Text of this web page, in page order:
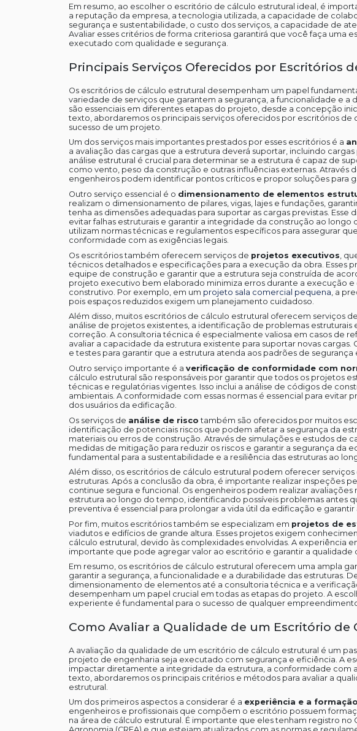
Em resumo, ao escolher o escritório de cálculo estrutural ideal, é
a reputação da empresa, a tecnologia utilizada, a capacidade de
segurança e sustentabilidade, o custo dos serviços, a capacidade de
Avaliar esses critérios de forma criteriosa garantirá que você faça uma
executado com qualidade e segurança.
Principais Serviços Oferecidos por Escritórios
Os escritórios de cálculo estrutural desempenham um papel
variedade de serviços que garantem a segurança, a funcionalidade e a
são essenciais em diferentes etapas do projeto, desde a concepção
texto, abordaremos os principais serviços oferecidos por escritórios de
sucesso de um projeto.
Um dos serviços mais importantes prestados por esses escritórios é a
a avaliação das cargas que a estrutura deverá suportar, incluindo
análise estrutural é crucial para determinar se a estrutura é capaz de
como vento, peso da construção e outras influências externas. Através
engenheiros podem identificar pontos críticos e propor soluções para
Outro serviço essencial é o dimensionamento de elementos
realizam o dimensionamento de pilares, vigas, lajes e fundações,
tenha as dimensões adequadas para suportar as cargas previstas.
evitar falhas estruturais e garantir a integridade da construção ao longo
utilizam normas técnicas e regulamentos específicos para assegurar
conformidade com as exigências legais.
Os escritórios também oferecem serviços de projetos executivos ,
técnicos detalhados e especificações para a execução da obra. Esses
equipe de construção e garantir que a estrutura seja construída de
projeto executivo bem elaborado minimiza erros durante a execução
construtivo. Por exemplo, em um projeto sala comercial pequena , a
pois espaços reduzidos exigem um planejamento cuidadoso.
Além disso, muitos escritórios de cálculo estrutural oferecem serviços de
análise de projetos existentes, a identificação de problemas estruturais
correção. A consultoria técnica é especialmente valiosa em casos de
avaliar a capacidade da estrutura existente para suportar novas
e testes para garantir que a estrutura atenda aos padrões de segurança
Outro serviço importante é a verificação de conformidade com
cálculo estrutural são responsáveis por garantir que todos os projetos
técnicas e regulatórias vigentes. Isso inclui a análise de códigos de
ambientais. A conformidade com essas normas é essencial para evitar
dos usuários da edificação.
Os serviços de análise de risco também são oferecidos por muitos
identificação de potenciais riscos que podem afetar a segurança da
materiais ou erros de construção. Através de simulações e estudos de
medidas de mitigação para reduzir os riscos e garantir a segurança da
fundamental para a sustentabilidade e a resiliência das estruturas ao
Além disso, os escritórios de cálculo estrutural podem oferecer serviços
estruturas. Após a conclusão da obra, é importante realizar inspeções
continue segura e funcional. Os engenheiros podem realizar
estrutura ao longo do tempo, identificando possíveis problemas antes
preventiva é essencial para prolongar a vida útil da edificação e garantir
Por fim, muitos escritórios também se especializam em projetos de
viadutos e edifícios de grande altura. Esses projetos exigem
cálculo estrutural, devido às complexidades envolvidas. A experiência
importante que pode agregar valor ao escritório e garantir a qualidade
Em resumo, os escritórios de cálculo estrutural oferecem uma ampla
garantir a segurança, a funcionalidade e a durabilidade das estruturas.
dimensionamento de elementos até a consultoria técnica e a
desempenham um papel crucial em todas as etapas do projeto. A
experiente é fundamental para o sucesso de qualquer
Como Avaliar a Qualidade de um Escritório de
A avaliação da qualidade de um escritório de cálculo estrutural é um
projeto de engenharia seja executado com segurança e eficiência. A
impactar diretamente a integridade da estrutura, a conformidade com
texto, abordaremos os principais critérios e métodos para avaliar a
estrutural.
Um dos primeiros aspectos a considerar é a experiência e a
engenheiros e profissionais que compõem o escritório possuem
na área de cálculo estrutural. É importante que eles tenham registro no